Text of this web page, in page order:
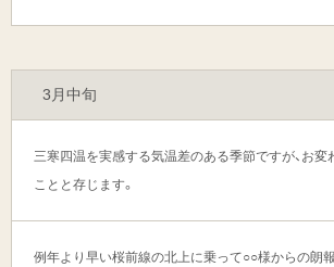
3月中旬
三寒四温を実感する気温差のある季節ですが、お
ことと存じます。
例年より早い桜前線の北上に乗って○○様からの朗